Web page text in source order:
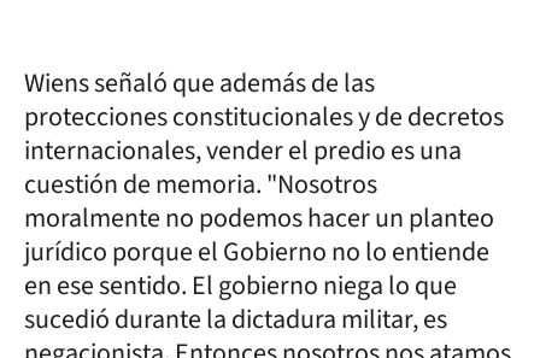
Wiens señaló que además de las
protecciones constitucionales y de decretos
internacionales, vender el predio es una
cuestión de memoria. "Nosotros
moralmente no podemos hacer un planteo
jurídico porque el Gobierno no lo entiende
en ese sentido. El gobierno niega lo que
sucedió durante la dictadura militar, es